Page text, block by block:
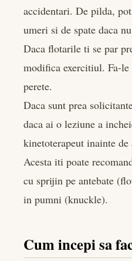
accidentari. De pilda,
umeri si de spate daca
Daca flotarile ti se par
modifica exercitiul. Fa-
perete.
Daca sunt prea
daca ai o leziune a
kinetoterapeut inainte
Acesta iti poate
cu sprijin pe antebate
in pumni (knuckle).
Cum incepi sa